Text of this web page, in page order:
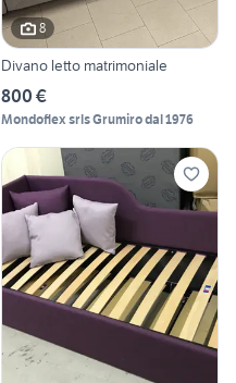
8
Divano letto matrimoniale
800 €
Mondoflex srls Grumiro dal 1976